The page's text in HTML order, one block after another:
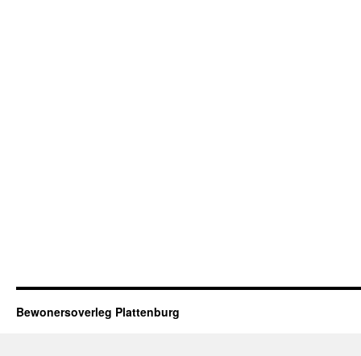
Bewonersoverleg Plattenburg